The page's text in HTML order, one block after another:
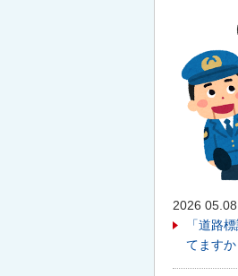
2026 05.08
「道路
てますか